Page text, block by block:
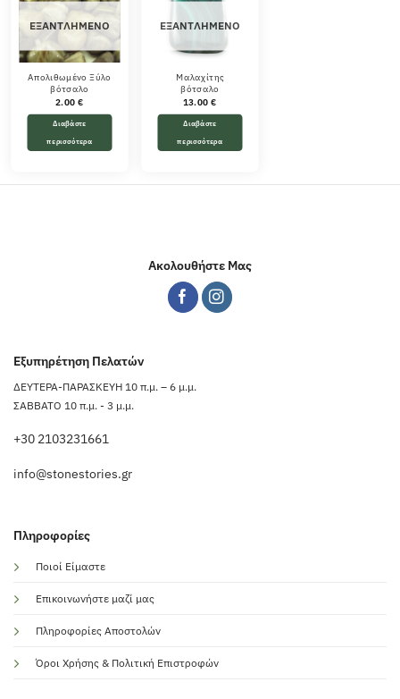
ΕΞΑΝΤΛΗΜΈΝΟ
Απολιθωμένο Ξύλο
βότσαλο
2.00 €
Διαβάστε
περισσότερα
ΕΞΑΝΤΛΗΜΈΝΟ
Μαλαχίτης
βότσαλο
13.00€
Διαβάστε
περισσότερα
Ακολουθήστε Μας
Εξυπηρέτηση Πελατών
ΔΕΥΤΕΡΑ-ΠΑΡΑΣΚΕΥΗ 10 π.μ. – 6 μ.μ.
ΣΑΒΒΑΤΟ 10 π.μ. - 3 μ.μ.
+30 2103231661
info@stonestories.gr
Πληροφορίες
Ποιοί Είμαστε
Επικοινωνήστε μαζί μας
Πληροφορίες Αποστολών
Όροι Χρήσης & Πολιτική Επιστροφών